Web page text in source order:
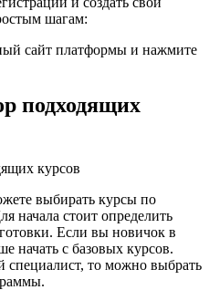
шагам:
сайт платформы и нажмите
подходящих
курсов
выбирать курсы по
начала стоит определить
Если вы новичок в
начать с базовых курсов.
то можно выбрать